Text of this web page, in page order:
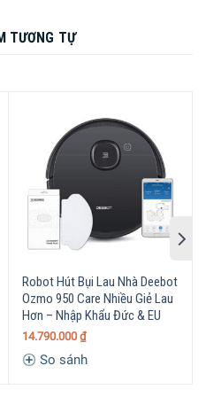
Deebot Ozmo 950
hơn bao giờ hết.
sạch sẽ
TƯƠNG TỰ
Robot Hút Bụi Lau Nhà Deebot
Ozmo 950 Care Nhiều Giẻ Lau
Hơn – Nhập Khẩu Đức & EU
14.790.000 ₫
So sánh